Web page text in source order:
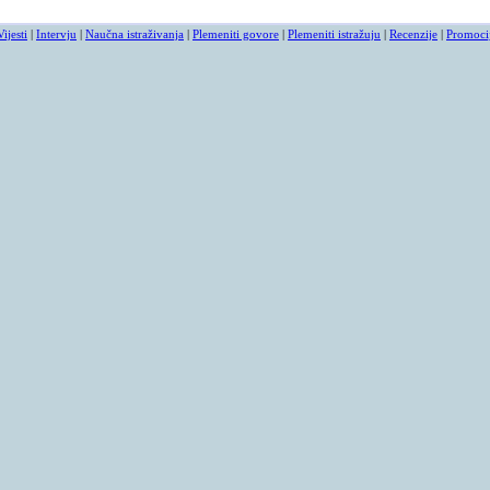
| Intervju | Naučna istraživanja | Plemeniti govore | Plemeniti istražuju | Recenzije |